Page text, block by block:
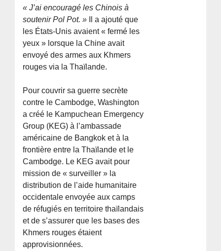
« J’ai encouragé les Chinois à
soutenir Pol Pot. » Il a ajouté que
les États-Unis avaient « fermé les
yeux » lorsque la Chine avait
envoyé des armes aux Khmers
rouges via la Thaïlande.
Pour couvrir sa guerre secrète
contre le Cambodge, Washington
a créé le Kampuchean Emergency
Group (KEG) à l’ambassade
américaine de Bangkok et à la
frontière entre la Thaïlande et le
Cambodge. Le KEG avait pour
mission de « surveiller » la
distribution de l’aide humanitaire
occidentale envoyée aux camps
de réfugiés en territoire thaïlandais
et de s’assurer que les bases des
Khmers rouges étaient
approvisionnées.